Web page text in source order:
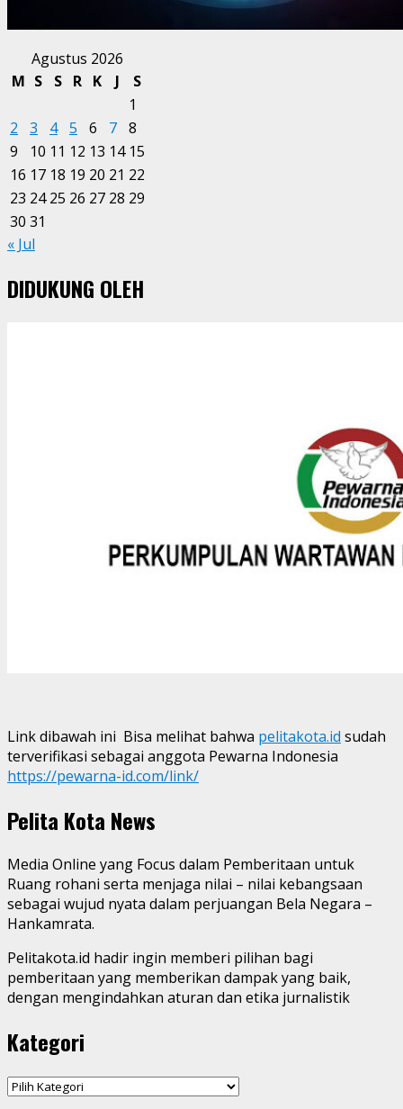
Agustus 2026
M S S R K J
S
1
2
3 4 5 6 7 8
9
10 11 12 13 14 15
16 17 18 19 20 21 22
23 24 25 26 27 28 29
30 31
« Jul
DIDUKUNG OLEH
Link dibawah ini Bisa melihat bahwa pelitakota.id sudah
terverifikasi sebagai anggota Pewarna Indonesia
https://pewarna-id.com/link/
Pelita Kota News
Media Online yang Focus dalam Pemberitaan untuk
Ruang rohani serta menjaga nilai – nilai kebangsaan
sebagai wujud nyata dalam perjuangan Bela Negara –
Hankamrata.
Pelitakota.id hadir ingin memberi pilihan bagi
pemberitaan yang memberikan dampak yang baik,
dengan mengindahkan aturan dan etika jurnalistik
Kategori
Kategori